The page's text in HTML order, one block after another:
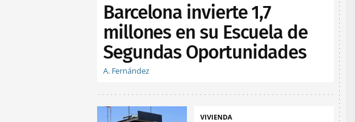
Barcelona invierte 1,7
millones en su Escuela de
Segundas Oportunidades
A. Fernández
VIVIENDA